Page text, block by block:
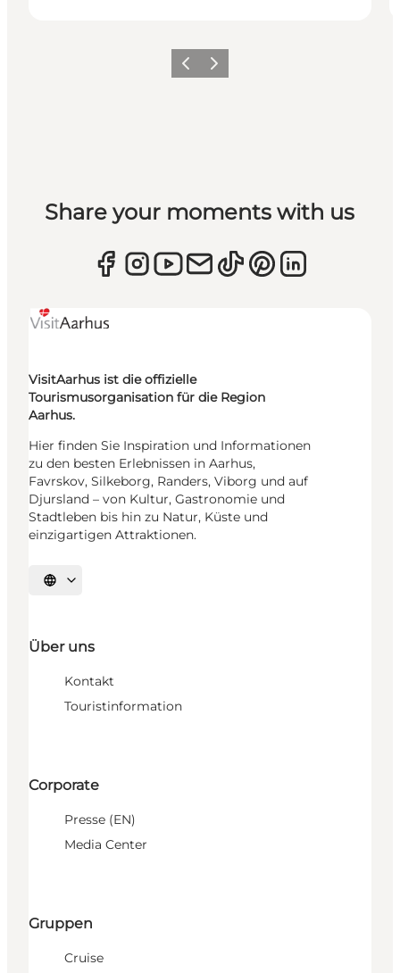
ZurückWeiter
Share your moments with us
VisitAarhus ist die offizielle
Tourismusorganisation für die Region
Aarhus.
Hier finden Sie Inspiration und Informationen
zu den besten Erlebnissen in Aarhus,
Favrskov, Silkeborg, Randers, Viborg und auf
Djursland – von Kultur, Gastronomie und
Stadtleben bis hin zu Natur, Küste und
einzigartigen Attraktionen.
Sprache auswählen
Über uns
Kontakt
Touristinformation
Corporate
Presse (EN)
Media Center
Gruppen
Cruise